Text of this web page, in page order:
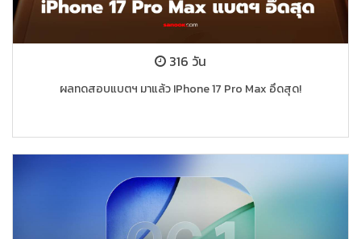
316 วัน
ผลทดสอบแบตฯ มาแล้ว IPhone 17 Pro Max อึดสุด!